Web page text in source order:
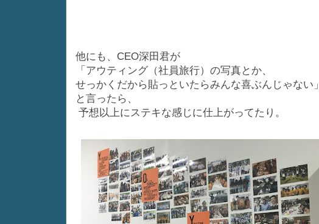
他にも、CEO深田君が
「アウティング（社員旅行）の写真とか、
せっかくだから貼っといたらみんな喜ぶんじゃない」
と言ったら、
予想以上にステキな感じに仕上がってたり。